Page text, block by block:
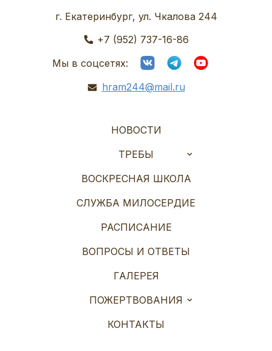
г. Екатеринбург, ул. Чкалова 244
+7 (952) 737-16-86
Мы в соцсетях:
hram244@mail.ru
НОВОСТИ
ТРЕБЫ
ВОСКРЕСНАЯ ШКОЛА
СЛУЖБА МИЛОСЕРДИЕ
РАСПИСАНИЕ
ВОПРОСЫ И ОТВЕТЫ
ГАЛЕРЕЯ
ПОЖЕРТВОВАНИЯ
КОНТАКТЫ